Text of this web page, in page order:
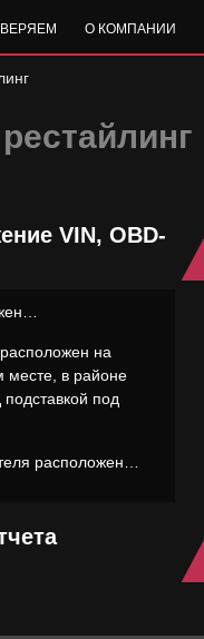
О КОМПАНИИ
VIN, OBD-
на
месте, в районе
под
расположен…